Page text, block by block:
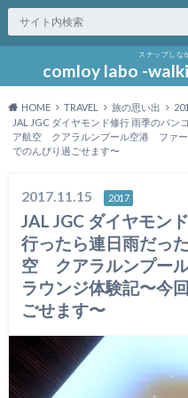
スナップしな
comloy labo -
HOME TRAVEL 旅の思い出
JAL JGC ダイヤモンド修行 雨季のバ
ア航空 クアラルンプール空港 ファー
でのんびり過ごせます〜
2017.11.15 2017
JAL JGC ダイヤモン
行ったら連日雨だっ
空 クアラルンプー
ラウンジ体験記〜今
ごせます〜